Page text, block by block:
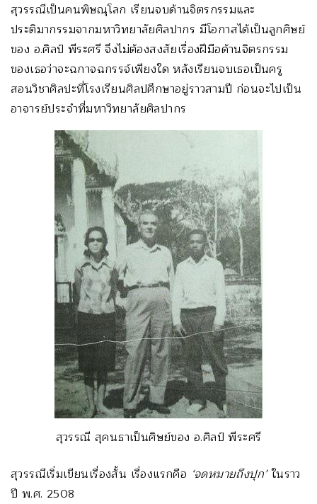
สุวรรณีเป็นคนพิษณุโลก เรียนจบด้านจิตรกรรมและ
ประติมากรรมจากมหาวิทยาลัยศิลปากร มีโอกาสได้เป็นลูกศิษย์
ของ อ.ศิลป์ พีระศรี จึงไม่ต้องสงสัยเรื่องฝีมือด้านจิตรกรรม
ของเธอว่าจะฉกาจฉกรรจ์เพียงใด หลังเรียนจบเธอเป็นครู
สอนวิชาศิลปะที่โรงเรียนศิลปศึกษาอยู่ราวสามปี ก่อนจะไปเป็น
อาจารย์ประจำที่มหาวิทยาลัยศิลปากร
สุวรรณี สุคนธาเป็นศิษย์ของ อ.ศิลป์ พีระศรี
สุวรรณีเริ่มเขียนเรื่องสั้น เรื่องแรกคือ ‘จดหมายถึงปุก’ในราว
ปี พ.ศ. 2508